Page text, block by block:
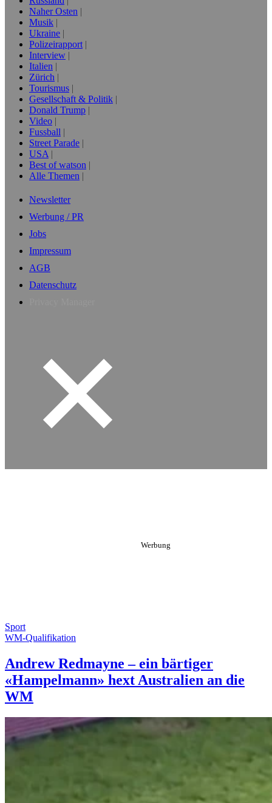
Naher Osten
Musik
Ukraine
Polizeirapport
Interview
Italien
Zürich
Tourismus
Gesellschaft & Politik
Donald Trump
Video
Fussball
Street Parade
USA
Best of watson
Alle Themen
Newsletter
Werbung / PR
Jobs
Impressum
AGB
Datenschutz
Sport
WM-Qualifikation
Andrew Redmayne – ein bärtiger
«Hampelmann» hext Australien an die
WM